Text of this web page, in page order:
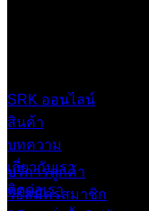
SRK ออนไลน์
สินค้า
บทความ
เกี่ยวกับเรา
ติดต่อเรา
บริการลูกค้า
วิธีสมัครสมาชิก